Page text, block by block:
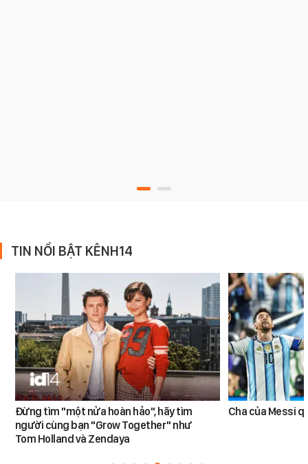
TIN NỔI BẬT KÊNH14
Đừng tìm "một nửa hoàn hảo", hãy tìm
người cùng bạn "Grow Together" như
Tom Holland và Zendaya
Cha của Messi